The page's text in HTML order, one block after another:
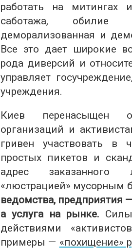
работать на митингах
саботажа,
деморализованная и
Все это дает широкие
рода диверсий и
управляет
учреждения.
Киев перенасыщен
организаций и
гривен участвовать в
простых пикетов и
адрес
«люстрацией» мусорным
ведомства, предприятия
а услуга на рынке.
действиями
примеры — «похищение»